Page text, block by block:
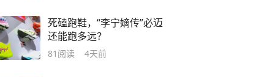
死磕跑鞋，“李宁嫡传”必迈
还能跑多远？
81 阅读 4天前